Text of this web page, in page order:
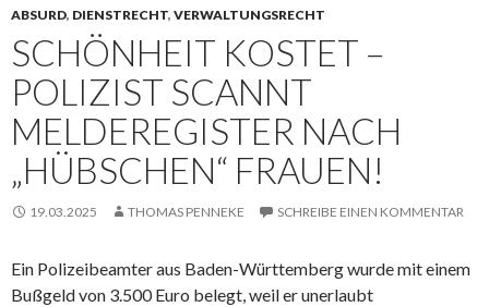
ABSURD, DIENSTRECHT, VERWALTUNGSRECHT
SCHÖNHEIT KOSTET –
POLIZIST SCANNT
MELDEREGISTER NACH
„HÜBSCHEN“ FRAUEN!
19.03.2025 THOMAS PENNEKE SCHREIBE EINEN KOMMENTAR
Ein Polizeibeamter aus Baden-Württemberg wurde mit einem
Bußgeld von 3.500 Euro belegt, weil er unerlaubt